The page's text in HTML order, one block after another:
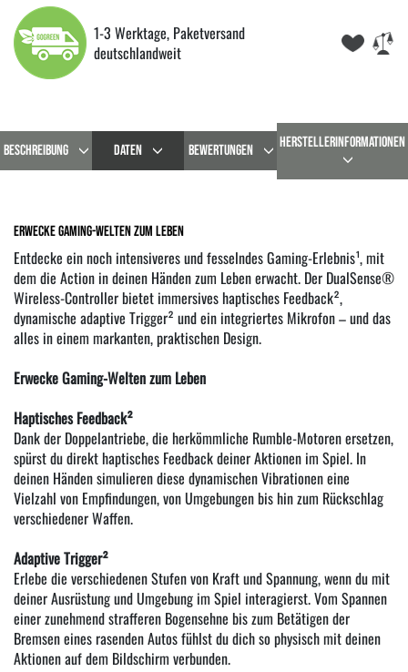
1-3 Werktage, Paketversand
deutschlandweit
BESCHREIBUNG DATEN BEWERTUNGEN HERSTELLERINFORMATIONEN
Erwecke Gaming-Welten zum Leben
Entdecke ein noch intensiveres und fesselndes Gaming-Erlebnis¹, mit
dem die Action in deinen Händen zum Leben erwacht. Der DualSense®
Wireless-Controller bietet immersives haptisches Feedback²,
dynamische adaptive Trigger² und ein integriertes Mikrofon – und das
alles in einem markanten, praktischen Design.
Erwecke Gaming-Welten zum Leben
Haptisches Feedback²
Dank der Doppelantriebe, die herkömmliche Rumble-Motoren ersetzen,
spürst du direkt haptisches Feedback deiner Aktionen im Spiel. In
deinen Händen simulieren diese dynamischen Vibrationen eine
Vielzahl von Empfindungen, von Umgebungen bis hin zum Rückschlag
verschiedener Waffen.
Adaptive Trigger²
Erlebe die verschiedenen Stufen von Kraft und Spannung, wenn du mit
deiner Ausrüstung und Umgebung im Spiel interagierst. Vom Spannen
einer zunehmend strafferen Bogensehne bis zum Betätigen der
Bremsen eines rasenden Autos fühlst du dich so physisch mit deinen
Aktionen auf dem Bildschirm verbunden.